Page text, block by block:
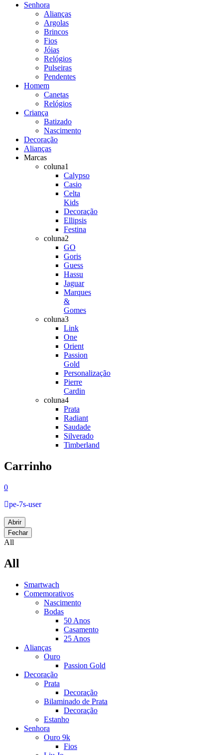
Senhora
Alianças
Argolas
Brincos
Fios
Jóias
Relógios
Pulseiras
Pendentes
Homem
Canetas
Relógios
Criança
Batizado
Nascimento
Decoração
Alianças
Marcas
coluna1
Calypso
Casio
Celta
Kids
Decoração
Ellipsis
Festina
coluna2
GO
Goris
Guess
Hassu
Jaguar
Marques
&
Gomes
coluna3
Link
One
Orient
Passion
Gold
Personalização
Pierre
Cardin
coluna4
Prata
Radiant
Saudade
Silverado
Timberland
Carrinho
0
pe-7s-user
Abrir
Fechar
All
All
Smartwach
Comemorativos
Nascimento
Bodas
50 Anos
Casamento
25 Anos
Alianças
Ouro
Passion Gold
Decoração
Prata
Decoração
Bilaminado de Prata
Decoração
Estanho
Senhora
Ouro 9k
Fios